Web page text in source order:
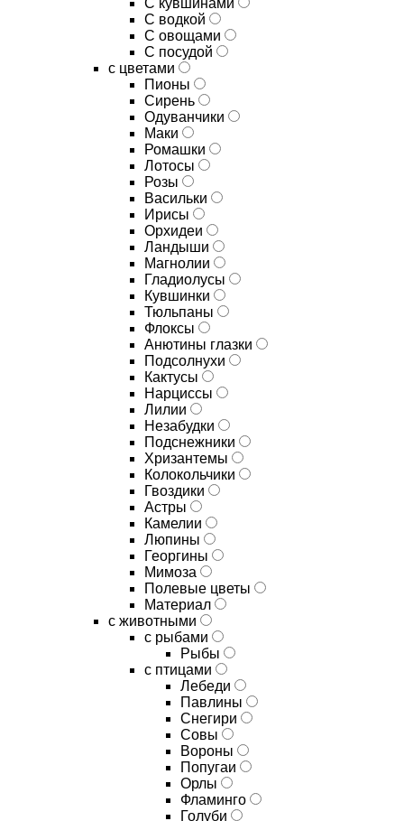
C кувшинами
C водкой
C овощами
C посудой
с цветами
Пионы
Сирень
Одуванчики
Маки
Ромашки
Лотосы
Розы
Васильки
Ирисы
Орхидеи
Ландыши
Магнолии
Гладиолусы
Кувшинки
Тюльпаны
Флоксы
Анютины глазки
Подсолнухи
Кактусы
Нарциссы
Лилии
Незабудки
Подснежники
Хризантемы
Колокольчики
Гвоздики
Астры
Камелии
Люпины
Георгины
Мимоза
Полевые цветы
Материал
с животными
с рыбами
Рыбы
с птицами
Лебеди
Павлины
Снегири
Совы
Вороны
Попугаи
Орлы
Фламинго
Голуби